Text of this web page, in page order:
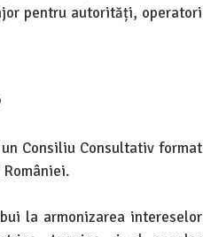
pentru autorități, operatori
Consiliu Consultativ format
la armonizarea intereselor